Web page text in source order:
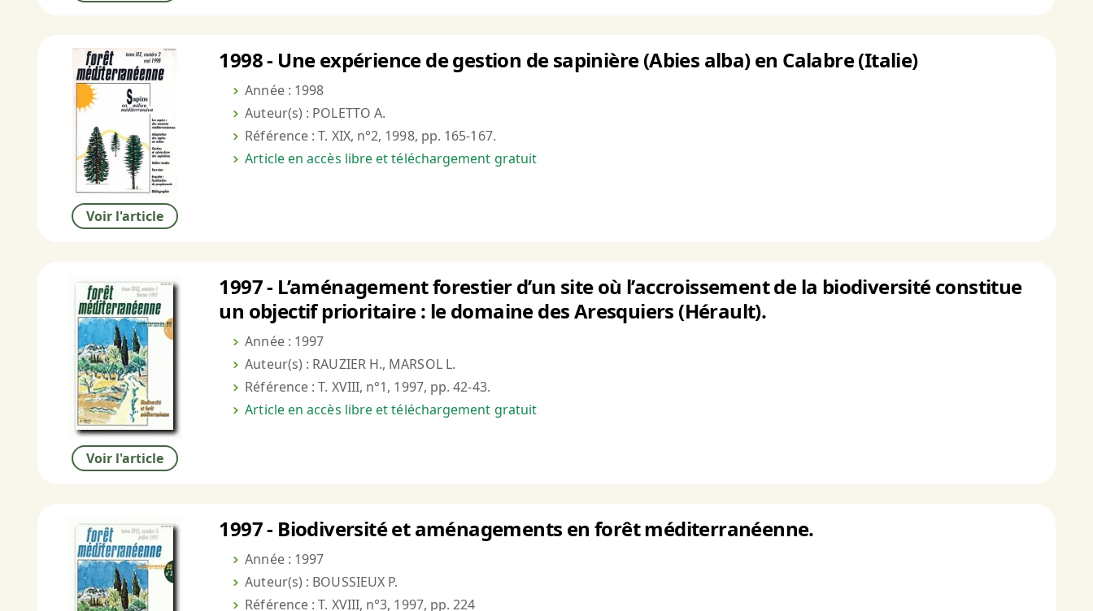
Voir l'article
1998 - Une expérience de gestion de sapinière (Abies alba) en Calabre (Italie)
Année : 1998
Auteur(s) : POLETTO A.
Référence : T. XIX, n°2, 1998, pp. 165-167.
Article en accès libre et téléchargement gratuit
Voir l'article
1997 - L’aménagement forestier d’un site où l’accroissement de la biodiversité constitue
un objectif prioritaire : le domaine des Aresquiers (Hérault).
Année : 1997
Auteur(s) : RAUZIER H., MARSOL L.
Référence : T. XVIII, n°1, 1997, pp. 42-43.
Article en accès libre et téléchargement gratuit
1997 - Biodiversité et aménagements en forêt méditerranéenne.
Année : 1997
Auteur(s) : BOUSSIEUX P.
Référence : T. XVIII, n°3, 1997, pp. 224